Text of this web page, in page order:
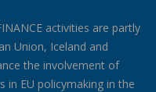
activities are partly
Union, Iceland and
the involvement of
in EU policymaking in the